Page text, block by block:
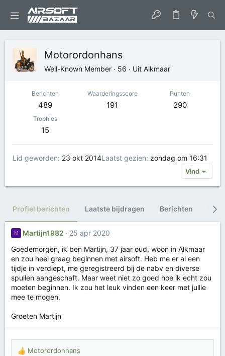
Motorordonhans
Well-Known Member · 56 · Uit Alkmaar
Berichten
489
Waarderingsscore
191
Punten
290
Trophies
15
Lid geworden 23 okt 2014Laatst gezien zondag om 16:31
Vind
Profiel berichten Laatste bijdragen Berichten
M Martijn1982
25 apr 2020
Goedemorgen, ik ben Martijn, 37 jaar oud, woon in Alkmaar
en zou heel graag beginnen met airsoft. Heb me er al een
tijdje in verdiept, me geregistreerd bij de nabv en diverse
spullen aangeschaft. Maar weet niet zo goed hoe ik echt zou
moeten beginnen. Ik zou het leuk vinden een keer met jullie
mee te mogen.
Groeten Martijn
W
Motorordonhans